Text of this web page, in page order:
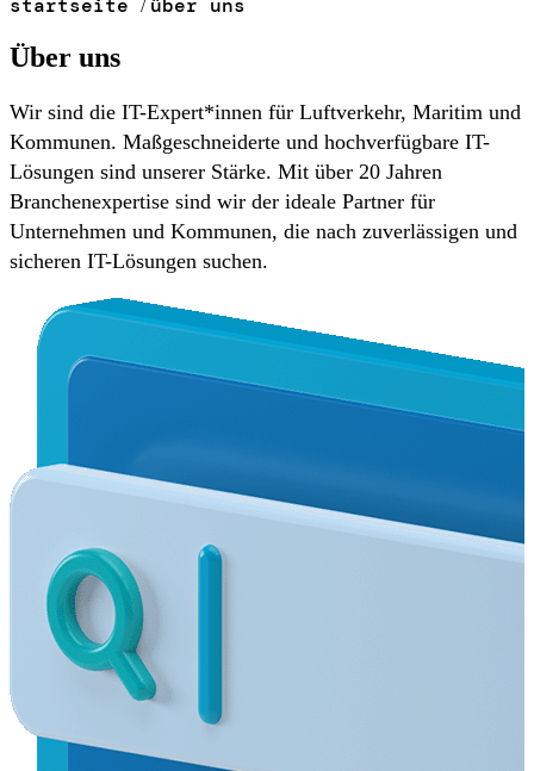
startseite / über uns
Über uns
Wir sind die IT-Expert*innen für Luftverkehr, Maritim und
Kommunen. Maßgeschneiderte und hochverfügbare IT-
Lösungen sind unserer Stärke. Mit über 20 Jahren
Branchenexpertise sind wir der ideale Partner für
Unternehmen und Kommunen, die nach zuverlässigen und
sicheren IT-Lösungen suchen.